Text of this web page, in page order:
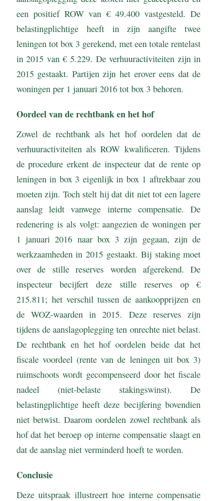
een positief ROW van € 49.400 vastgesteld. De
belastingplichtige heeft in zijn aangifte twee
leningen tot box 3 gerekend, met een totale rentelast
in 2015 van € 5.229. De verhuuractiviteiten zijn in
2015 gestaakt. Partijen zijn het erover eens dat de
woningen per 1 januari 2016 tot box 3 behoren.
Oordeel van de rechtbank en het hof
Zowel de rechtbank als het hof oordelen dat de
verhuuractiviteiten als ROW kwalificeren. Tijdens
de procedure erkent de inspecteur dat de rente op
leningen in box 3 eigenlijk in box 1 aftrekbaar zou
moeten zijn. Toch stelt hij dat dit niet tot een lagere
aanslag leidt vanwege interne compensatie. De
redenering is als volgt: aangezien de woningen per
1 januari 2016 naar box 3 zijn gegaan, zijn de
werkzaamheden in 2015 gestaakt. Bij staking moet
over de stille reserves worden afgerekend. De
inspecteur becijfert deze stille reserves op €
215.811; het verschil tussen de aankoopprijzen en
de WOZ-waarden in 2015. Deze reserves zijn
tijdens de aanslagoplegging ten onrechte niet belast.
De rechtbank en het hof oordelen beide dat het
fiscale voordeel (rente van de leningen uit box 3)
ruimschoots wordt gecompenseerd door het fiscale
nadeel (niet-belaste stakingswinst). De
belastingplichtige heeft deze becijfering bovendien
niet betwist. Daarom oordelen zowel rechtbank als
hof dat het beroep op interne compensatie slaagt en
dat de aanslag niet verminderd hoeft te worden.
Conclusie
Deze uitspraak illustreert hoe interne compensatie